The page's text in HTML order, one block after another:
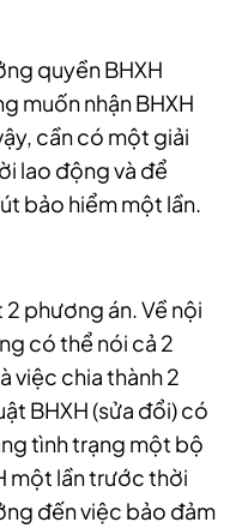
quyền BHXH
muốn nhận BHXH
cần có một giải
lao động và để
bảo hiểm một lần.
phương án. Về nội
có thể nói cả 2
việc chia thành 2
BHXH (sửa đổi) có
tình trạng một bộ
một lần trước thời
đến việc bảo đảm